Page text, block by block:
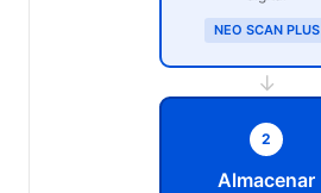
NEO SCAN PLUS
→
2
Almacenar